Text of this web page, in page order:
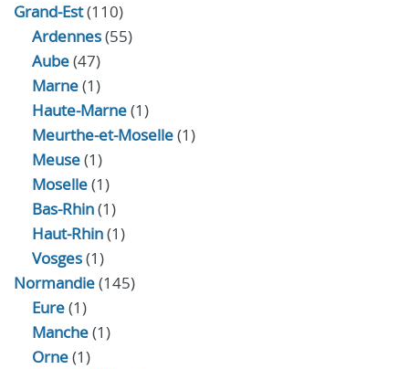
Grand-Est(110)
Ardennes(55)
Aube(47)
Marne(1)
Haute-Marne(1)
Meurthe-et-Moselle(1)
Meuse(1)
Moselle(1)
Bas-Rhin(1)
Haut-Rhin(1)
Vosges(1)
Normandie(145)
Eure(1)
Manche(1)
Orne(1)